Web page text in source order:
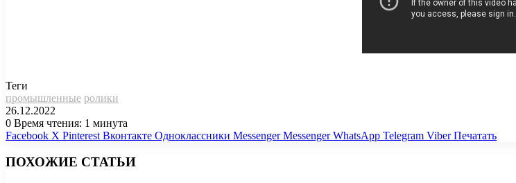
Теги
промышленные ролики
26.12.2022
0 Время чтения: 1 минута
Facebook X Pinterest Вконтакте Одноклассники Messenger Messenger WhatsApp Telegram Viber Печатать
ПОХОЖИЕ СТАТЬИ